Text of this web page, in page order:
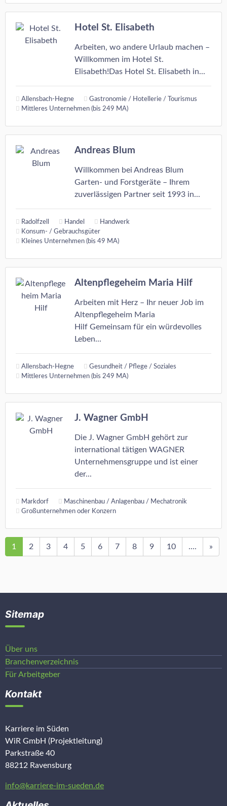
Hotel St. Elisabeth
Arbeiten, wo andere Urlaub machen –
Willkommen im Hotel St.
Elisabeth!Das Hotel St. Elisabeth in...
Allensbach-Hegne
Gastronomie / Hotellerie / Tourismus
Mittleres Unternehmen (bis 249 MA)
Andreas Blum
Willkommen bei Andreas Blum
Garten- und Forstgeräte – Ihrem
zuverlässigen Partner seit 1993 in...
Radolfzell Handel
Handwerk
Konsum- / Gebrauchsgüter
Kleines Unternehmen (bis 49 MA)
Altenpflegeheim Maria Hilf
Arbeiten mit Herz – Ihr neuer Job im
Altenpflegeheim Maria
Hilf Gemeinsam für ein würdevolles
Leben...
Allensbach-Hegne
Gesundheit / Pflege / Soziales
Mittleres Unternehmen (bis 249 MA)
J. Wagner GmbH
Die J. Wagner GmbH gehört zur
international tätigen WAGNER
Unternehmensgruppe und ist einer
der...
Markdorf
Maschinenbau / Anlagenbau / Mechatronik
Großunternehmen oder Konzern
1 2 3 4 5 6 7 8 9 10 .... »
Sitemap
Über uns
Branchenverzeichnis
Für Arbeitgeber
Kontakt
Karriere im Süden
WiR GmbH (Projektleitung)
Parkstraße 40
88212 Ravensburg
info@karriere-im-sueden.de